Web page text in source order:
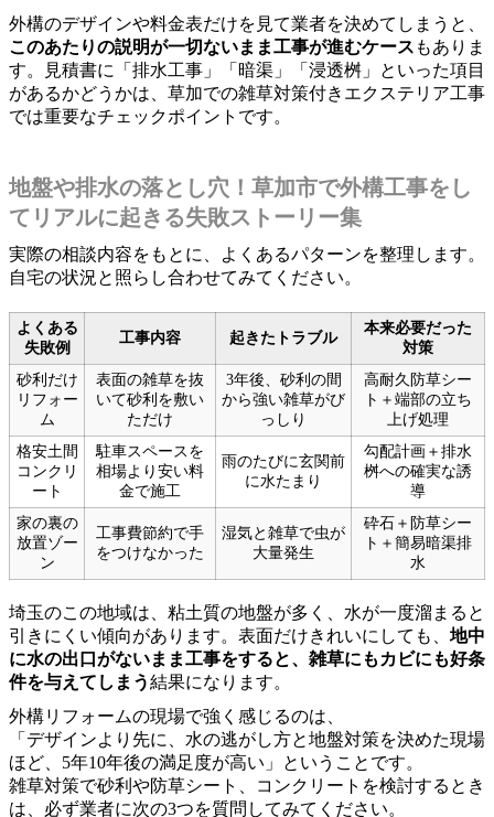
外構のデザインや料金表だけを見て業者を決めてしまうと、
このあたりの説明が一切ないまま工事が進むケース もありま
す。見積書に「排水工事」「暗渠」「浸透桝」といった項目
があるかどうかは、草加での雑草対策付きエクステリア工事
では重要なチェックポイントです。
地盤や排水の落とし穴！草加市で外構工事をし
てリアルに起きる失敗ストーリー集
実際の相談内容をもとに、よくあるパターンを整理します。
自宅の状況と照らし合わせてみてください。
よくある
失敗例
工事内容 起きたトラブル
本来必要だった
対策
砂利だけ
リフォー
ム
表面の雑草を抜
いて砂利を敷い
ただけ
3年後、砂利の間
から強い雑草がび
っしり
高耐久防草シー
ト＋端部の立ち
上げ処理
格安土間
コンクリ
ート
駐車スペースを
相場より安い料
金で施工
雨のたびに玄関前
に水たまり
勾配計画＋排水
桝への確実な誘
導
家の裏の
放置ゾー
ン
工事費節約で手
をつけなかった
湿気と雑草で虫が
大量発生
砕石＋防草シー
ト＋簡易暗渠排
水
埼玉のこの地域は、粘土質の地盤が多く、水が一度溜まると
引きにくい傾向があります。表面だけきれいにしても、 地中
に水の出口がないまま工事をすると、雑草にもカビにも好条
件を与えてしまう結果になります。
外構リフォームの現場で強く感じるのは、
「デザインより先に、水の逃がし方と地盤対策を決めた現場
ほど、5年10年後の満足度が高い」ということです。
雑草対策で砂利や防草シート、コンクリートを検討するとき
は、必ず業者に次の3つを質問してみてください。